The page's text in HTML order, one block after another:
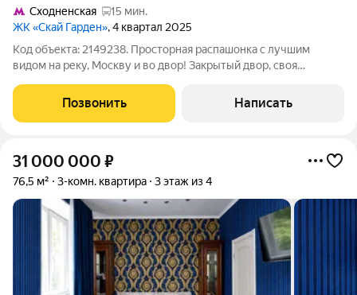
Сходненская
15 мин.
ЖК «Скай Гарден», 4 квартал 2025
Код объекта: 2149238. Просторная распашонка с лучшим
видом на реку, Москву и во двор! Зaкpытый двор, свoя
бизнес класса. Расположение комплекса: Sky Garden
расположен в районе
Позвонить Написать
31 000 000 ₽
76,5 м² 3-комн. квартира 3 этаж из 4